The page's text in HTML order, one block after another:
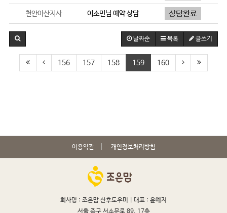
천안아산지사 이소민님 예약 상담
날짜순 목록 글쓰기
156 157 158 159 160
이용약관 개인정보처리방침
회사명 : 조은맘 산후도우미 | 대표 : 윤예지
서울 중구 서소문로 89, 17층